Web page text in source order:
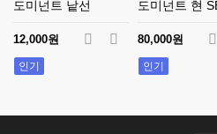
도미넌트 낱선
12,000원
인기
도미넌트 현
80,000원
인기